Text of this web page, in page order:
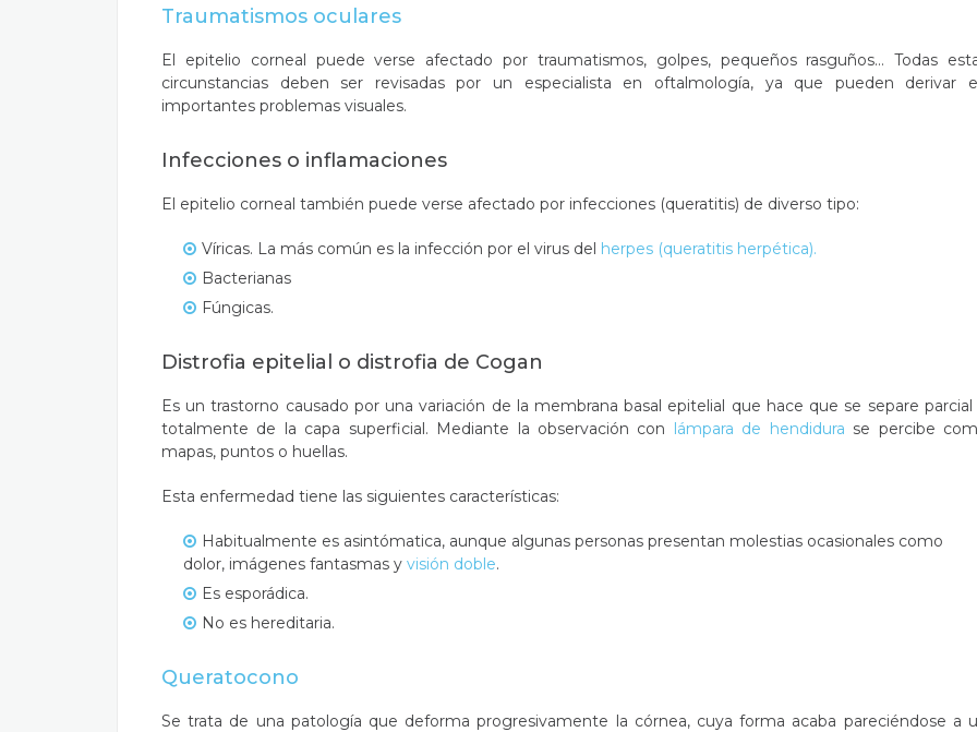
Traumatismos oculares
El epitelio corneal puede verse afectado por traumatismos, golpes, pequeños rasguños… Todas
circunstancias deben ser revisadas por un especialista en oftalmología, ya que pueden derivar
importantes problemas visuales.
Infecciones o inflamaciones
El epitelio corneal también puede verse afectado por infecciones (queratitis) de diverso tipo:
Víricas. La más común es la infección por el virus del herpes (queratitis herpética).
Bacterianas
Fúngicas.
Distrofia epitelial o distrofia de Cogan
Es un trastorno causado por una variación de la membrana basal epitelial que hace que se separe parcial
totalmente de la capa superficial. Mediante la observación con lámpara de hendidura se percibe
mapas, puntos o huellas.
Esta enfermedad tiene las siguientes características:
Habitualmente es asintómatica, aunque algunas personas presentan molestias ocasionales como
dolor, imágenes fantasmas y visión doble.
Es esporádica.
No es hereditaria.
Queratocono
Se trata de una patología que deforma progresivamente la córnea, cuya forma acaba pareciéndose a